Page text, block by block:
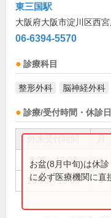
東三国駅
大阪府大阪市淀川区西
06-6394-5570
診療科目
整形外科 脳神経外科
診療/受付時間・休診日
9:00～12:30 ●
16:00～19:00 ●
お盆(8月中旬)は休
に必ず医療機関に直